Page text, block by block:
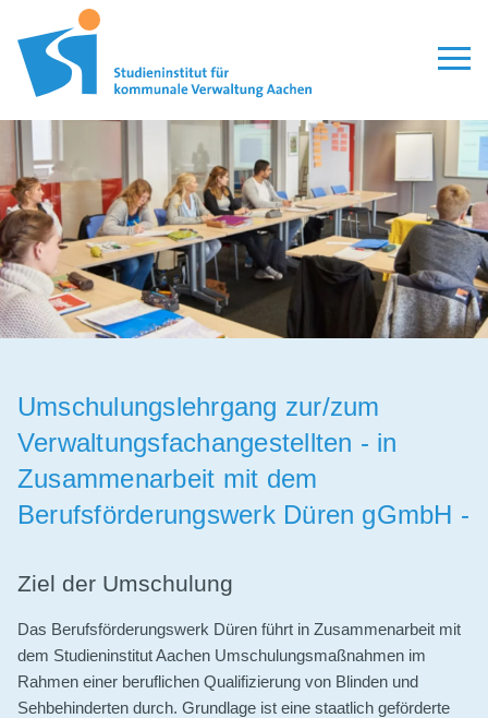
Seminare
Modulare Qualifizierung
Lehrgänge
Personalauswahl
Organisation
Leitbild
Umschulungslehrgang zur/zum
Verwaltungsfachangestellten - in
Zusammenarbeit mit dem
Berufsförderungswerk Düren gGmbH -
Ziel der Umschulung
Das Berufsförderungswerk Düren führt in Zusammenarbeit mit
dem Studieninstitut Aachen Umschulungsmaßnahmen im
Rahmen einer beruflichen Qualifizierung von Blinden und
Sehbehinderten durch. Grundlage ist eine staatlich geförderte